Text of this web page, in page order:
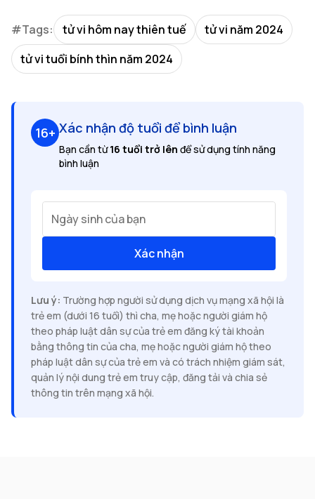
#Tags: tử vi hôm nay thiên tuế
tử vi năm 2024
tử vi tuổi bính thìn năm 2024
16+ Xác nhận độ tuổi để bình luận
Bạn cần từ16 tuổi trở lên để sử dụng tính năng
bình luận
Ngày sinh của bạn
Xác nhận
Lưu ý: Trường hợp người sử dụng dịch vụ mạng xã hội là
trẻ em (dưới 16 tuổi) thì cha, mẹ hoặc người giám hộ
theo pháp luật dân sự của trẻ em đăng ký tài khoản
bằng thông tin của cha, mẹ hoặc người giám hộ theo
pháp luật dân sự của trẻ em và có trách nhiệm giám sát,
quản lý nội dung trẻ em truy cập, đăng tải và chia sẻ
thông tin trên mạng xã hội.